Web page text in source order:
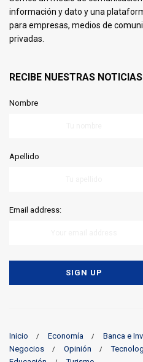
información y dato y una
para empresas, medios de
privadas.
RECIBE NUESTRAS
Nombre
Apellido
Email address:
Inicio Economía Banca e
Negocios
Opinión